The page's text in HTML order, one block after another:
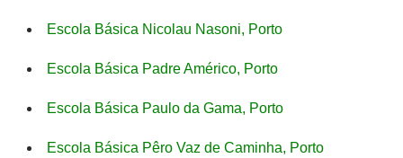
Escola Básica Nicolau Nasoni, Porto
Escola Básica Padre Américo, Porto
Escola Básica Paulo da Gama, Porto
Escola Básica Pêro Vaz de Caminha, Porto